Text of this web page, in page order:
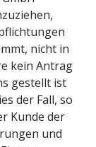
nicht in
kein Antrag
gestellt ist
der Fall, so
Kunde der
und